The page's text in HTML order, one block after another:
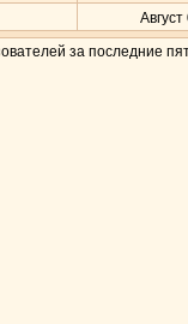
за последние